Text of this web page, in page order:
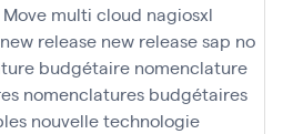
Move multi cloud nagiosxl
new release new release sap no
budgétaire nomenclature
nomenclatures budgétaires
nouvelle technologie